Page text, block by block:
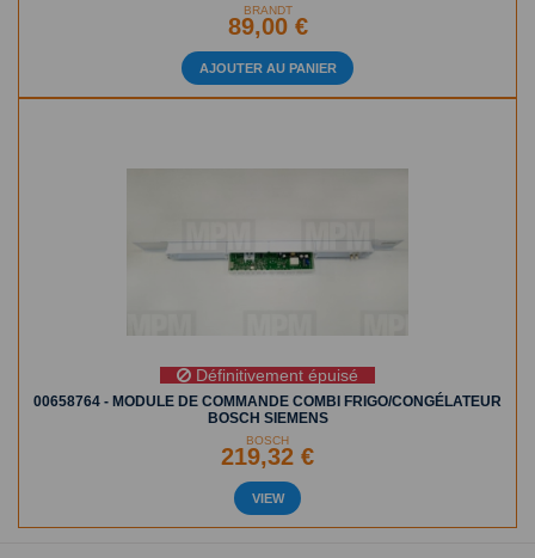
BRANDT
89,00 €
AJOUTER AU PANIER
Définitivement épuisé
00658764 - MODULE DE COMMANDE COMBI FRIGO/CONGÉLATEUR
BOSCH SIEMENS
BOSCH
219,32 €
VIEW